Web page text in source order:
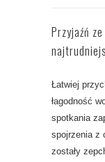
Przyjaźń
Łatwiej
łagodność
spotkania
spojrzenia z
zostały